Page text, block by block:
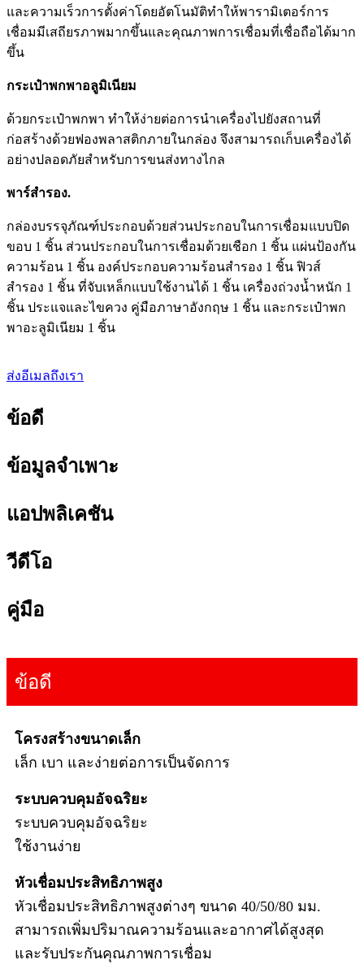
และความเร็วการตั้งค่าโดยอัตโนมัติทำให้พารามิเตอร์การ
เชื่อมมีเสถียรภาพมากขึ้นและคุณภาพการเชื่อมที่เชื่อถือได้มาก
ขึ้น
กระเป๋าพกพาอลูมิเนียม
ด้วยกระเป๋าพกพา ทำให้ง่ายต่อการนำเครื่องไปยังสถานที่
ก่อสร้างด้วยฟองพลาสติกภายในกล่อง จึงสามารถเก็บเครื่องได้
อย่างปลอดภัยสำหรับการขนส่งทางไกล
พาร์สำรอง.
กล่องบรรจุภัณฑ์ประกอบด้วยส่วนประกอบในการเชื่อมแบบปิด
ขอบ 1 ชิ้น ส่วนประกอบในการเชื่อมด้วยเชือก 1 ชิ้น แผ่นป้องกัน
ความร้อน 1 ชิ้น องค์ประกอบความร้อนสำรอง 1 ชิ้น ฟิวส์
สำรอง 1 ชิ้น ที่จับเหล็กแบบใช้งานได้ 1 ชิ้น เครื่องถ่วงน้ำหนัก 1
ชิ้น ประแจและไขควง คู่มือภาษาอังกฤษ 1 ชิ้น และกระเป๋าพก
พาอะลูมิเนียม 1 ชิ้น
ส่งอีเมลถึงเรา
ข้อดี
ข้อมูลจำเพาะ
แอปพลิเคชัน
วีดีโอ
คู่มือ
ข้อดี
โครงสร้างขนาดเล็ก
เล็ก เบา และง่ายต่อการเป็นจัดการ
ระบบควบคุมอัจฉริยะ
ระบบควบคุมอัจฉริยะ
ใช้งานง่าย
หัวเชื่อมประสิทธิภาพสูง
หัวเชื่อมประสิทธิภาพสูงต่างๆ ขนาด 40/50/80 มม.
สามารถเพิ่มปริมาณความร้อนและอากาศได้สูงสุด
และรับประกันคุณภาพการเชื่อม